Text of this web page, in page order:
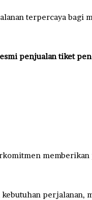
terpercaya bagi
penjualan tiket